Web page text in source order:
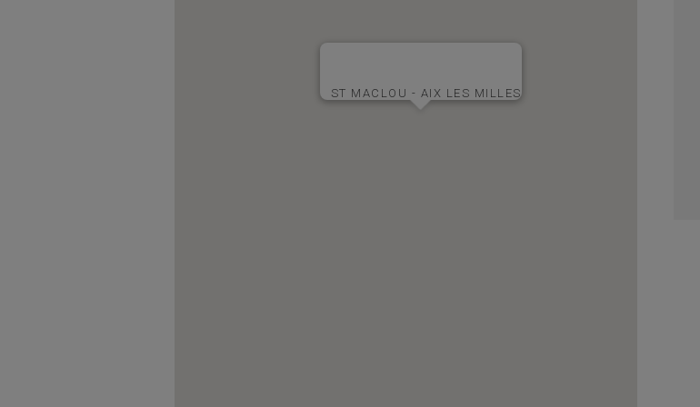
ST MACLOU - AIX LES MILLES